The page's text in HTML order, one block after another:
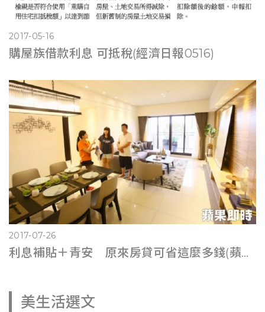
2017-05-16
購屋族借款利息 可抵稅(經濟日報0516)
2017-07-26
利息補貼＋青安 原來房貸可省這麼多錢(蘋果即時0725)
美生活選文